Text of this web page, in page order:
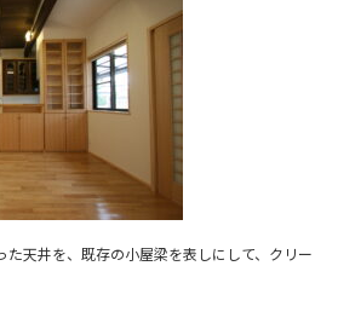
た天井を、既存の小屋梁を表しにして、クリー